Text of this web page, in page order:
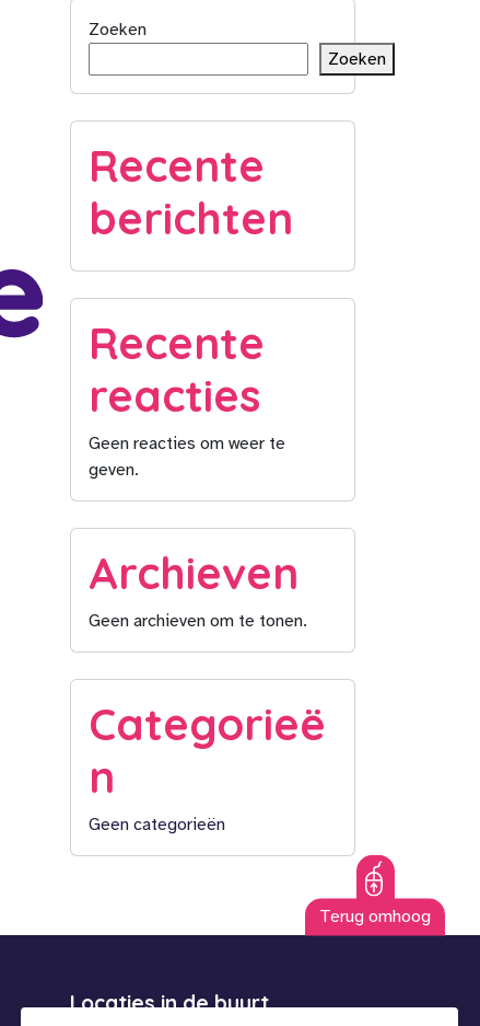
Zoeken
Zoeken
Recente
berichten
Recente
reacties
Geen reacties om weer te
geven.
Archieven
Geen archieven om te tonen.
Categorieë
n
Geen categorieën
Terug omhoog
Locaties in de buurt